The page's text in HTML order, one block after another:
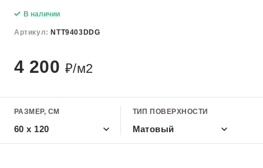
В наличии
Артикул: NTT9403DDG
4 200 ₽/м2
РАЗМЕР, СМ
60 x 120
ТИП ПОВЕРХНОСТИ
Матовый